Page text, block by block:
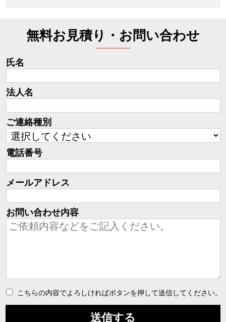
無料お見積り・お問い合わせ
氏名
法人名
ご連絡種別
電話番号
メールアドレス
お問い合わせ内容
こちらの内容でよろしければボタンを押して送信してください。